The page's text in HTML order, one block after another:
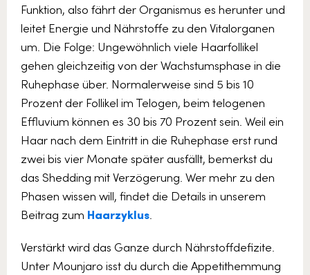
Funktion, also fährt der Organismus es herunter und
leitet Energie und Nährstoffe zu den Vitalorganen
um. Die Folge: Ungewöhnlich viele Haarfollikel
gehen gleichzeitig von der Wachstumsphase in die
Ruhephase über. Normalerweise sind 5 bis 10
Prozent der Follikel im Telogen, beim telogenen
Effluvium können es 30 bis 70 Prozent sein. Weil ein
Haar nach dem Eintritt in die Ruhephase erst rund
zwei bis vier Monate später ausfällt, bemerkst du
das Shedding mit Verzögerung. Wer mehr zu den
Phasen wissen will, findet die Details in unserem
Beitrag zum Haarzyklus.
Verstärkt wird das Ganze durch Nährstoffdefizite.
Unter Mounjaro isst du durch die Appetithemmung